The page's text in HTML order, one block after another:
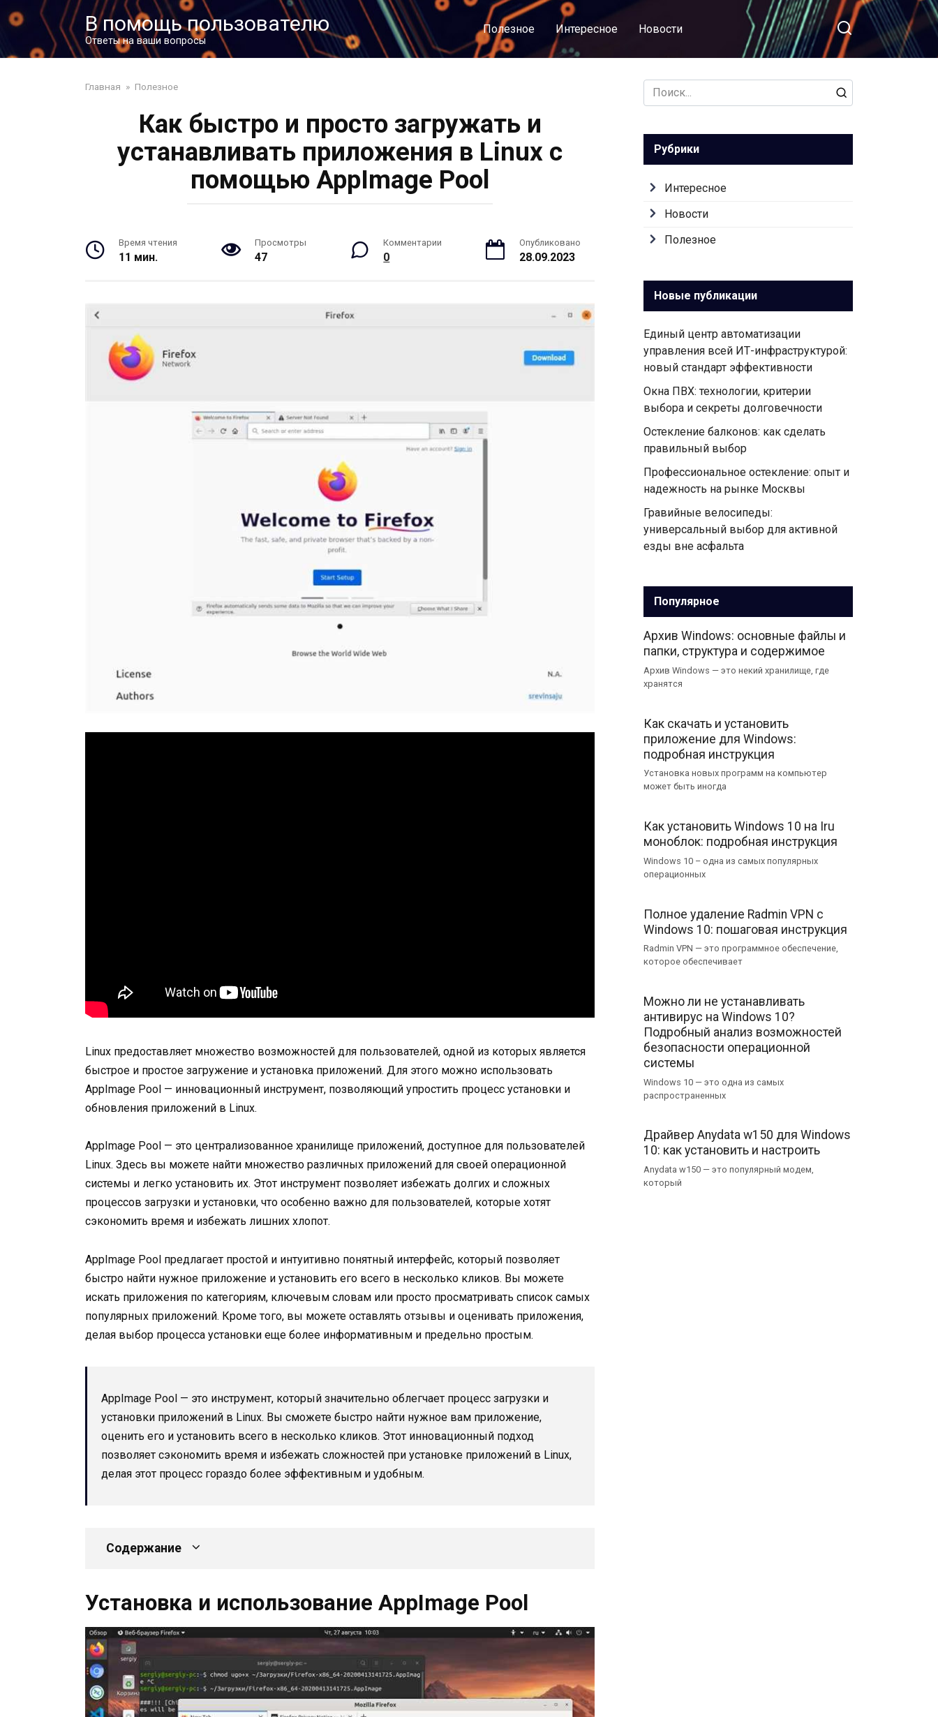
Перейти
В помощь пользователю
Ответы на ваши вопросы
Полезное Интересное Новости
Главная » Полезное
Как быстро и просто загружать и
устанавливать приложения в Linux с
помощью AppImage Pool
Время чтения
11 мин.
Просмотры
47
Комментарии
0
Опубликовано
28.09.2023
Linux предоставляет множество возможностей для пользователей, одной из которых является
быстрое и простое загружение и установка приложений. Для этого можно использовать
AppImage Pool — инновационный инструмент, позволяющий упростить процесс установки и
обновления приложений в Linux.
AppImage Pool — это централизованное хранилище приложений, доступное для пользователей
Linux. Здесь вы можете найти множество различных приложений для своей операционной
системы и легко установить их. Этот инструмент позволяет избежать долгих и сложных
процессов загрузки и установки, что особенно важно для пользователей, которые хотят
сэкономить время и избежать лишних хлопот.
AppImage Pool предлагает простой и интуитивно понятный интерфейс, который позволяет
быстро найти нужное приложение и установить его всего в несколько кликов. Вы можете
искать приложения по категориям, ключевым словам или просто просматривать список самых
популярных приложений. Кроме того, вы можете оставлять отзывы и оценивать приложения,
делая выбор процесса установки еще более информативным и предельно простым.
AppImage Pool — это инструмент, который значительно облегчает процесс загрузки и
установки приложений в Linux. Вы сможете быстро найти нужное вам приложение,
оценить его и установить всего в несколько кликов. Этот инновационный подход
позволяет сэкономить время и избежать сложностей при установке приложений в Linux,
делая этот процесс гораздо более эффективным и удобным.
Содержание
Установка и использование AppImage Pool
Search
for:
Рубрики
Интересное
Новости
Полезное
Новые публикации
Единый центр автоматизации
управления всей ИТ-инфраструктурой:
новый стандарт эффективности
Окна ПВХ: технологии, критерии
выбора и секреты долговечности
Остекление балконов: как сделать
правильный выбор
Профессиональное остекление: опыт и
надежность на рынке Москвы
Гравийные велосипеды:
универсальный выбор для активной
езды вне асфальта
Популярное
Архив Windows: основные файлы и
папки, структура и содержимое
Архив Windows — это некий хранилище, где
хранятся
Как скачать и установить
приложение для Windows:
подробная инструкция
Установка новых программ на компьютер
может быть иногда
Как установить Windows 10 на Iru
моноблок: подробная инструкция
Windows 10 – одна из самых популярных
операционных
Полное удаление Radmin VPN с
Windows 10: пошаговая инструкция
Radmin VPN — это программное обеспечение,
которое обеспечивает
Можно ли не устанавливать
антивирус на Windows 10?
Подробный анализ возможностей
безопасности операционной
системы
Windows 10 — это одна из самых
распространенных
Драйвер Anydata w150 для Windows
10: как установить и настроить
Anydata w150 — это популярный модем,
который